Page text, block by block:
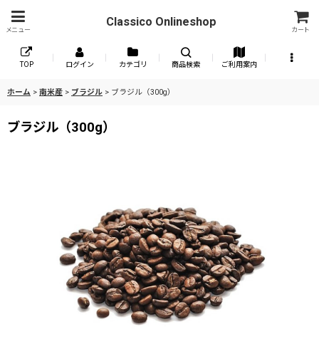
メニュー
Classico Onlineshop
カート
TOP ログイン カテゴリ 商品検索 ご利用案内
ホーム > 南米産 > ブラジル > ブラジル（300g）
ブラジル（300g）